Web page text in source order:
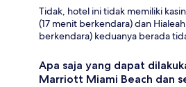
Tidak, hotel ini tidak memiliki
(17 menit berkendara) dan
berkendara) keduanya berada
Apa saja yang dapat
Marriott Miami Beach dan